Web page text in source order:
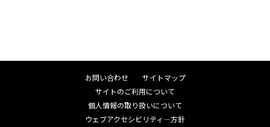
お問い合わせ
サイトマップ
サイトのご利用について
個人情報の取り扱いについて
ウェブアクセシビリティ―方針